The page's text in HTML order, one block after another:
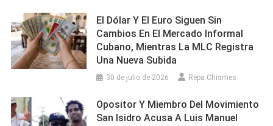
El Dólar Y El Euro Siguen Sin
Cambios En El Mercado Informal
Cubano, Mientras La MLC Registra
Una Nueva Subida
30 de julio de 2026 Repa Chismes
Opositor Y Miembro Del Movimiento
San Isidro Acusa A Luis Manuel